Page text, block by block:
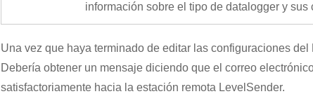
información sobre el tipo de datalogger y sus
Una vez que haya terminado de editar las configuraciones
Debería obtener un mensaje diciendo que el correo
satisfactoriamente hacia la estación remota LevelSender.